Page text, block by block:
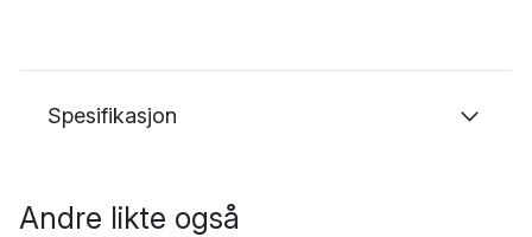
Spesifikasjon
Andre likte også